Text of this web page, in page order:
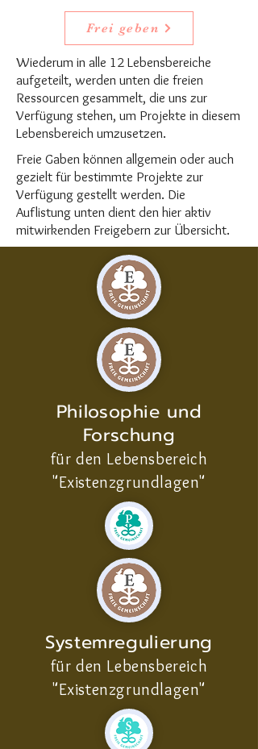
Frei geben
Wiederum in alle 12 Lebensbereiche
aufgeteilt, werden unten die freien
Ressourcen gesammelt, die uns zur
Verfügung stehen, um Projekte in diesem
Lebensbereich umzusetzen.
Freie Gaben können allgemein oder auch
gezielt für bestimmte Projekte zur
Verfügung gestellt werden. Die
Auflistung unten dient den hier aktiv
mitwirkenden Freigebern zur Übersicht.
Philosophie und
Forschung
für den Lebensbereich
"Existenzgrundlagen"
Systemregulierung
für den Lebensbereich
"Existenzgrundlagen"